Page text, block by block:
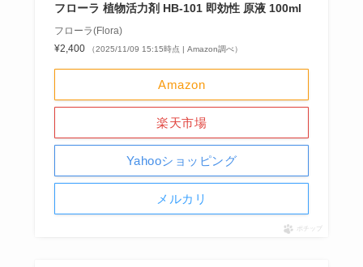
フローラ 植物活力剤 HB-101 即効性 原液 100ml
フローラ(Flora)
¥2,400
（2025/11/09 15:15時点 | Amazon調べ）
Amazon
楽天市場
Yahooショッピング
メルカリ
ポチップ